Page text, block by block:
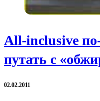
Аll-inclusive
путать с
02.02.2011